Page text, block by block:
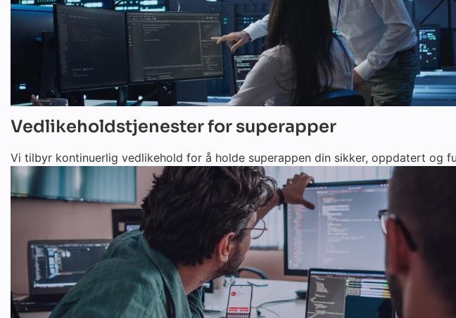
Vedlikeholdstjenester for superapper
Vi tilbyr kontinuerlig vedlikehold for å holde superappen din sikker, oppdatert og